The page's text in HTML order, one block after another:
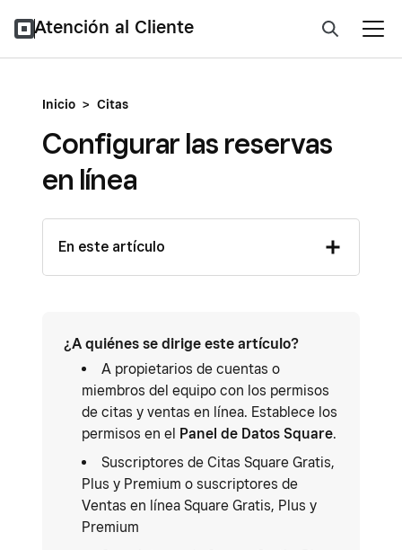
Atención al Cliente
Inicio > Citas
Configurar las reservas
en línea
En este artículo
¿A quiénes se dirige este artículo?
A propietarios de cuentas o
miembros del equipo con los permisos
de citas y ventas en línea. Establece los
permisos en el Panel de Datos Square.
Suscriptores de Citas Square Gratis,
Plus y Premium o suscriptores de
Ventas en línea Square Gratis, Plus y
Premium